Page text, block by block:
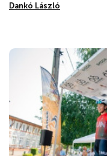
Dankó László